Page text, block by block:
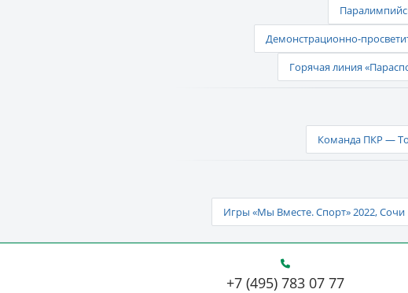
Демонстрационно-
Горячая линия
Команда ПКР —
Игры «Мы Вместе. Спорт» 2022, Сочи
+7 (495) 783 07 77